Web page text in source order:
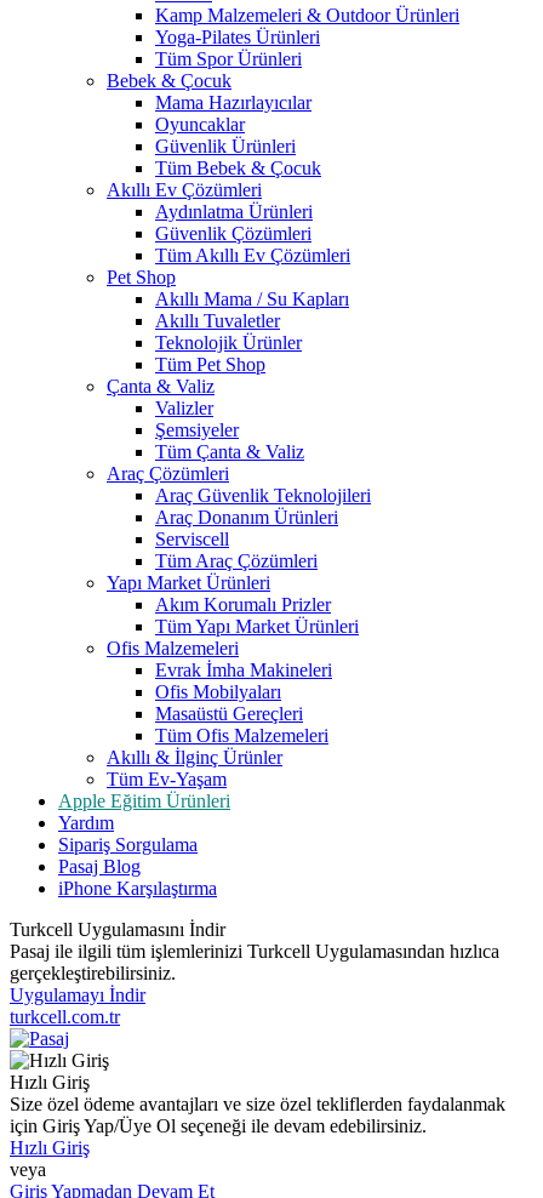
Kamp Malzemeleri & Outdoor Ürünleri
Yoga-Pilates Ürünleri
Tüm Spor Ürünleri
Bebek & Çocuk
Mama Hazırlayıcılar
Oyuncaklar
Güvenlik Ürünleri
Tüm Bebek & Çocuk
Akıllı Ev Çözümleri
Aydınlatma Ürünleri
Güvenlik Çözümleri
Tüm Akıllı Ev Çözümleri
Pet Shop
Akıllı Mama / Su Kapları
Akıllı Tuvaletler
Teknolojik Ürünler
Tüm Pet Shop
Çanta & Valiz
Valizler
Şemsiyeler
Tüm Çanta & Valiz
Araç Çözümleri
Araç Güvenlik Teknolojileri
Araç Donanım Ürünleri
Serviscell
Tüm Araç Çözümleri
Yapı Market Ürünleri
Akım Korumalı Prizler
Tüm Yapı Market Ürünleri
Ofis Malzemeleri
Evrak İmha Makineleri
Ofis Mobilyaları
Masaüstü Gereçleri
Tüm Ofis Malzemeleri
Akıllı & İlginç Ürünler
Tüm Ev-Yaşam
Apple Eğitim Ürünleri
Yardım
Sipariş Sorgulama
Pasaj Blog
iPhone Karşılaştırma
Turkcell Uygulamasını İndir
Pasaj ile ilgili tüm işlemlerinizi Turkcell Uygulamasından hızlıca
gerçekleştirebilirsiniz.
Uygulamayı İndir
turkcell.com.tr
Hızlı Giriş
Size özel ödeme avantajları ve size özel tekliflerden faydalanmak
için Giriş Yap/Üye Ol seçeneği ile devam edebilirsiniz.
Hızlı Giriş
veya
Giriş Yapmadan Devam Et